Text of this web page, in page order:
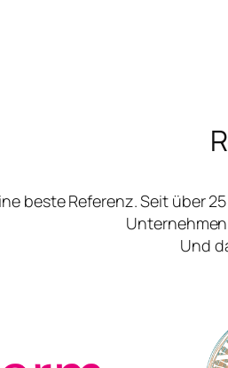
beste Referenz. Seit über
Und